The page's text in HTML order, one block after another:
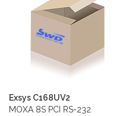
Exsys C168UV2
MOXA 8S PCI RS-232